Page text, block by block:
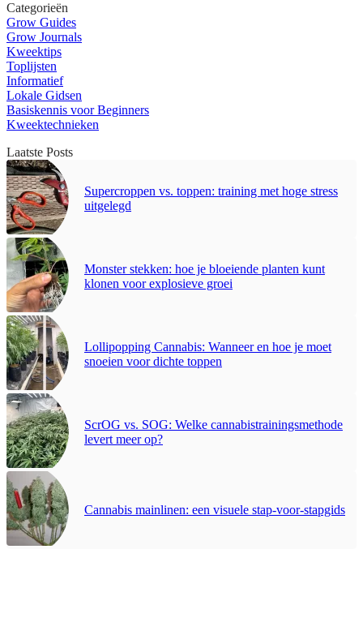
Categorieën
Grow Guides
Grow Journals
Kweektips
Toplijsten
Informatief
Lokale Gidsen
Basiskennis voor Beginners
Kweektechnieken
Laatste Posts
Supercroppen vs. toppen: training met hoge stress
uitgelegd
Monster stekken: hoe je bloeiende planten kunt
klonen voor explosieve groei
Lollipopping Cannabis: Wanneer en hoe je moet
snoeien voor dichte toppen
ScrOG vs. SOG: Welke cannabistrainingsmethode
levert meer op?
Cannabis mainlinen: een visuele stap-voor-stapgids